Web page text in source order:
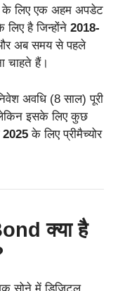
के लिए एक अहम अपडेट
लिए है जिन्होंने 2018-
अब समय से पहले
चाहते हैं।
अवधि (8 साल) पूरी
इसके लिए कुछ
के लिए प्रीमैच्योर
क्या है
सोने में डिजिटल